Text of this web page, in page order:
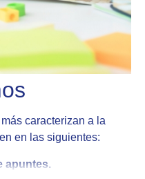
caracterizan a la
en las siguientes:
apuntes.